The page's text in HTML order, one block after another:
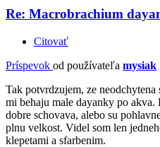
Re: Macrobrachium
Citovať
Príspevok od používateľa mysiak
Tak potvrdzujem, ze neodchytena
mi behaju male dayanky po akva.
dobre schovava, alebo su
plnu velkost. Videl som len
klepetami a sfarbenim.